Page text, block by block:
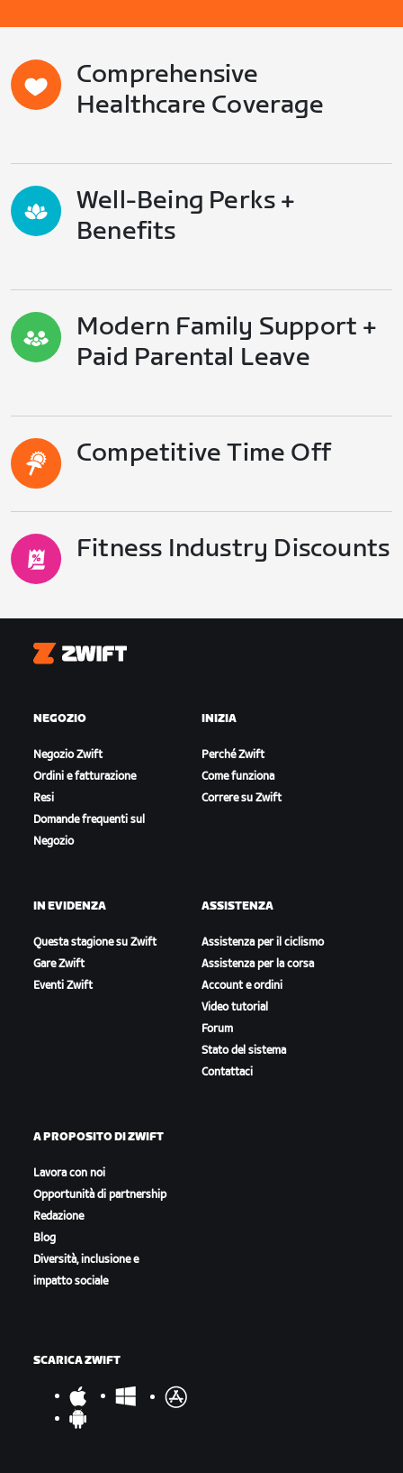
Comprehensive
Healthcare Coverage
Well-Being Perks +
Benefits
Modern Family Support +
Paid Parental Leave
Competitive Time Off
Fitness Industry Discounts
Zwift
NEGOZIO
Negozio Zwift
Ordini e fatturazione
Resi
Domande frequenti sul
Negozio
INIZIA
Perché Zwift
Come funziona
Correre su Zwift
IN EVIDENZA
Questa stagione su Zwift
Gare Zwift
Eventi Zwift
ASSISTENZA
Assistenza per il ciclismo
Assistenza per la corsa
Account e ordini
Video tutorial
Forum
Stato del sistema
Contattaci
A PROPOSITO DI ZWIFT
Lavora con noi
Opportunità di partnership
Redazione
Blog
Diversità, inclusione e
impatto sociale
SCARICA ZWIFT